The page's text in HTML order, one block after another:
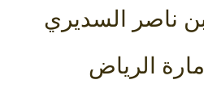
ناصر السديري
الرياض